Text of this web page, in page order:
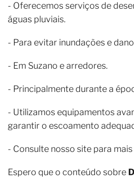
- Oferecemos serviços de
águas pluviais.
- Para evitar inundações e
- Em Suzano e arredores.
- Principalmente durante a
- Utilizamos equipamentos
garantir o escoamento
- Consulte nosso site para
Espero que o conteúdo sobre